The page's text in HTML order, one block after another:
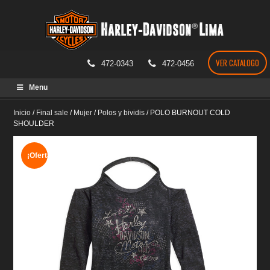
472-0343 472-0456 VER CATALOGO
Menu
Inicio / Final sale / Mujer / Polos y bividis / POLO BURNOUT COLD
SHOULDER
¡Oferta!